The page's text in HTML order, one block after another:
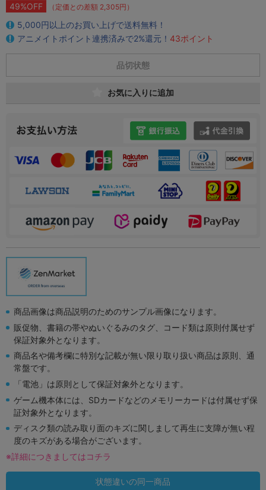
49%OFF （定価との差額 2,305円）
5,000円以上のお買い上げで送料無料！
アニメイトポイント連携済みで2%還元！ 43ポイント
品切状態
お気に入りに追加
商品画像は商品説明のためのサンプル画像になります。
販促物、書籍の帯やぬいぐるみのタグ、コード類は原則付属せず
保証対象外となります。
商品名や備考欄に特別な記載が無い限り取り扱い商品は原則、通
常盤です。
「電池」は原則として保証対象外となります。
ゲーム機本体には、SDカードなどのメモリーカードは付属せず保
証対象外となります。
ディスク類の読み取り面のキズに関しまして再生に支障が無い程
度のキズがある場合がございます。
※詳細につきましてはコチラ
状態違いの同一商品